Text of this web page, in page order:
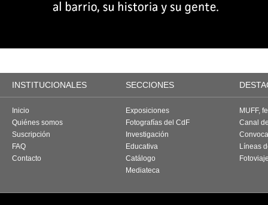
INSTITUCIONALES SECCIONES
Inicio
Quiénes somos
Suscripción
FAQ
Contacto
Exposiciones
Fotografías del CdF
Investigación
Educativa
Catálogo
Mediateca
MUFF,
Canal
Líneas